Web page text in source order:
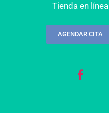
Tienda en línea
AGENDAR CITA